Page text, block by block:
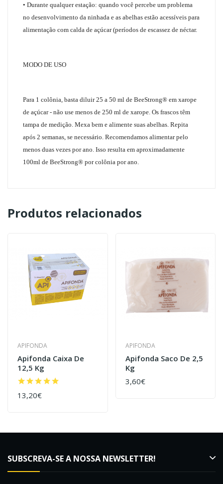
• Durante qualquer estação: quando você percebe um problema
no desenvolvimento da ninhada e as abelhas estão acessíveis para
alimentação com calda de açúcar (períodos de escassez de néctar.
MODO DE USO
Para 1 colônia, basta diluir 25 a 50 ml de BeeStrong® em xarope
de açúcar - não use menos de 250 ml de xarope. Os frascos têm
tampa de medição. Mexa bem e alimente suas abelhas. Repita
após 2 semanas, se necessário. Recomendamos alimentar pelo
menos duas vezes por ano. Isso resulta em aproximadamente
100ml de BeeStrong® por colônia por ano.
Produtos relacionados
APIFONDA
Apifonda Caixa De
12,5 Kg
13,20€
APIFONDA
Apifonda Saco De 2,5
Kg
3,60€
SUBSCREVA-SE A NOSSA NEWSLETTER!